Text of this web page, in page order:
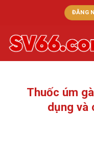
ĐĂNG
Thuốc úm
dụng và